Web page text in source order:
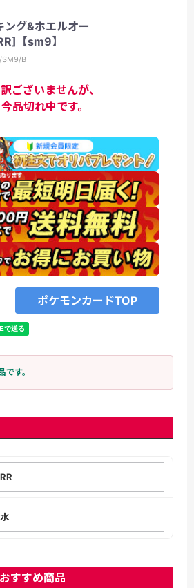
ング&ホエルオー
【sm9】
SM9/B
ございませんが、
品切れ中です。
ポケモンカードTOP
す。
RR
水
すすめ商品